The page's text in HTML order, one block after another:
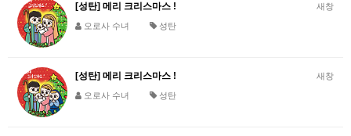
새창
[성탄] 메리 크리스마스 !
오로사 수녀 성탄
새창
[성탄] 메리 크리스마스 !
오로사 수녀 성탄